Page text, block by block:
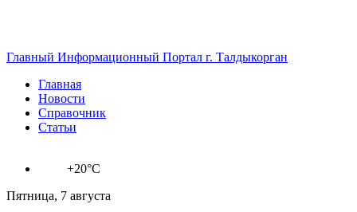
Главный Информационный Портал г. Талдыкорган
Главная
Новости
Справочник
Статьи
+20°C
Пятница, 7 августа